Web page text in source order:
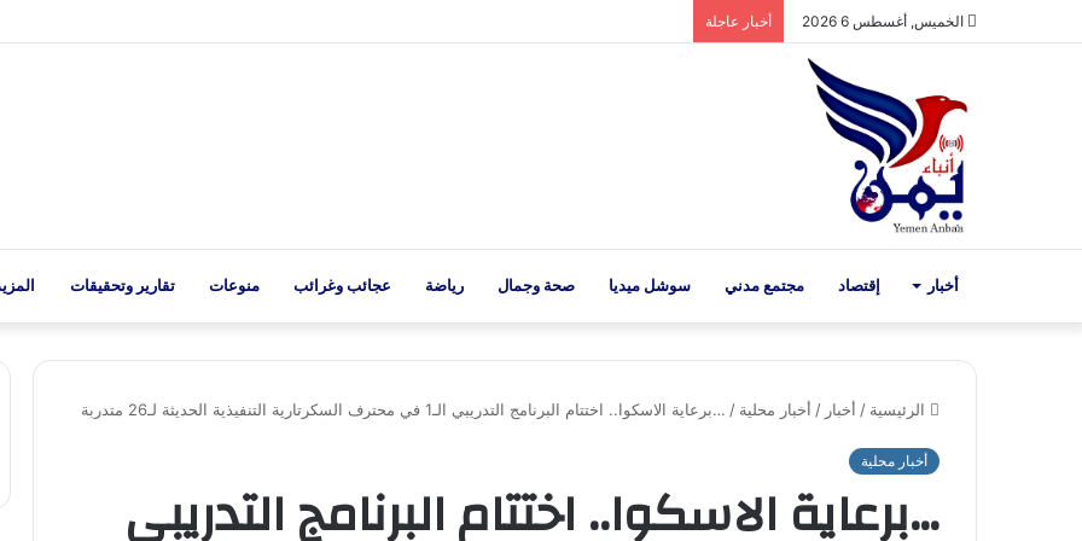
الخميس, أغسطس 6 2026 أخبار عاجلة
أخبار إقتصاد مجتمع مدني سوشل ميديا صحة وجمال رياضة عجائب وغرائب منوعات تقارير وتحقيقات
الرئيسية / أخبار / أخبار محلية / …برعاية الاسكوا.. اختتام البرنامج التدريبي الـ1 في محترف السكرتارية التنفيذية الحديثة لـ26 متدربة
أخبار محلية
…برعاية الاسكوا.. اختتام البرنامج التدريبي